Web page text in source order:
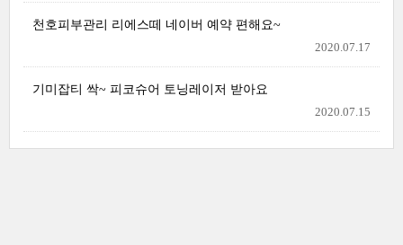
천호피부관리 리에스떼 네이버 예약 편해요~
2020.07.17
기미잡티 싹~ 피코슈어 토닝레이저 받아요
2020.07.15